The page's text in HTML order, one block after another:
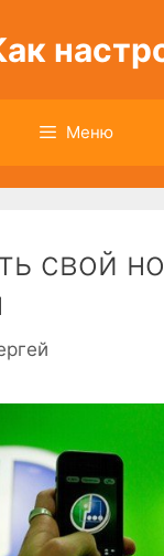
Меню
свой